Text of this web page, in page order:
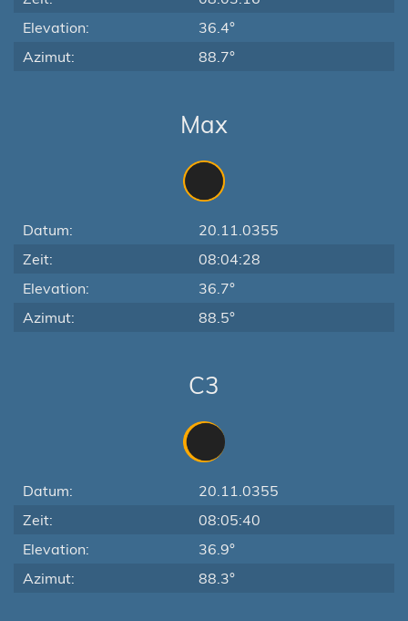
Elevation:
36.4°
Azimut:
88.7°
Max
Datum:
20.11.0355
Zeit:
08:04:28
Elevation:
36.7°
Azimut:
88.5°
C3
Datum:
20.11.0355
Zeit:
08:05:40
Elevation:
36.9°
Azimut:
88.3°